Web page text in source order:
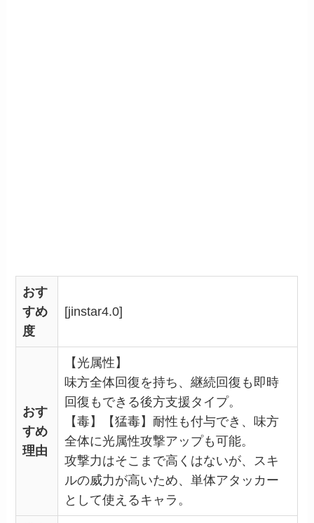
おす
すめ
度
[jinstar4.0]
おす
すめ
理由
【光属性】
味方全体回復を持ち、継続回復も即時
回復もできる後方支援タイプ。
【毒】【猛毒】耐性も付与でき、味方
全体に光属性攻撃アップも可能。
攻撃力はそこまで高くはないが、スキ
ルの威力が高いため、単体アタッカー
として使えるキャラ。